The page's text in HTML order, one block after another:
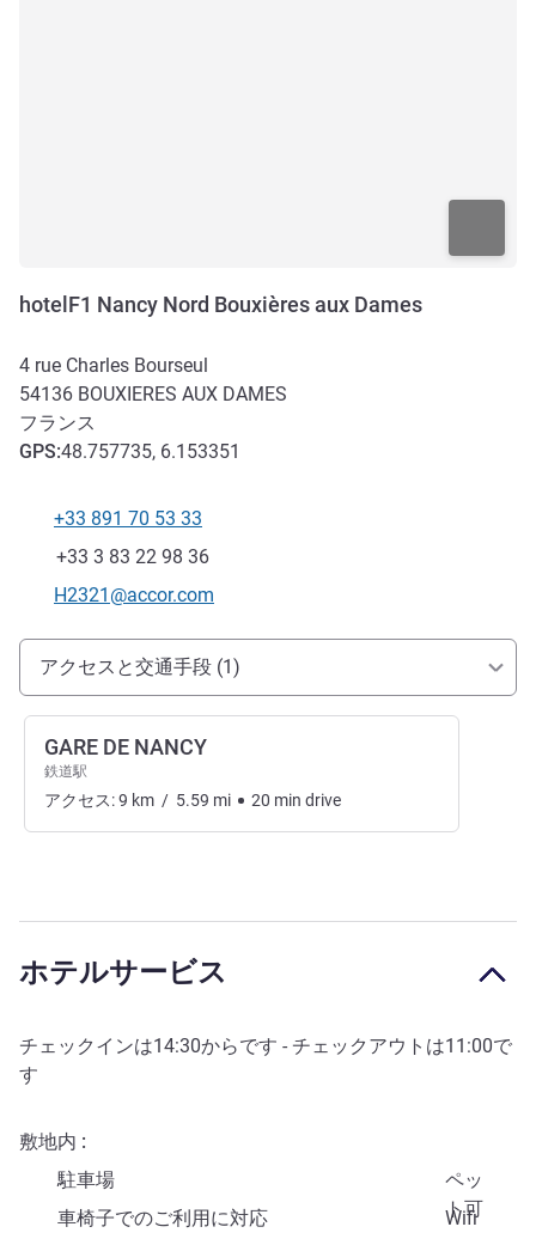
hotelF1 Nancy Nord Bouxières aux Dames
4 rue Charles Bourseul
54136 BOUXIERES AUX DAMES
フランス
GPS:48.757735, 6.153351
電話番号
+33 891 70 53 33
ファックス
+33 3 83 22 98 36
Eメール
H2321@accor.com
アクセスと交通機関
アクセスと交通手段 (1)
GARE DE NANCY
鉄道駅
アクセス:9 km / 5.59 mi 20 min drive
ホテルサービス
チェックインは14:30からです - チェックアウトは11:00で
す
敷地内
駐車場
ペッ
ト可
車椅子でのご利用に対応 Wifi